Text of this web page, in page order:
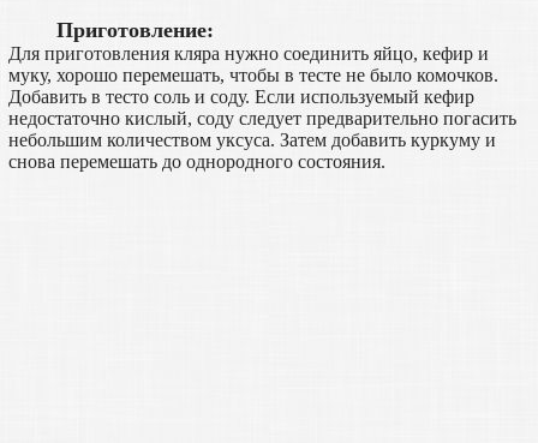
Приготовление:
Для приготовления кляра нужно соединить яйцо, кефир и
муку, хорошо перемешать, чтобы в тесте не было комочков.
Добавить в тесто соль и соду. Если используемый кефир
недостаточно кислый, соду следует предварительно погасить
небольшим количеством уксуса. Затем добавить куркуму и
снова перемешать до однородного состояния.